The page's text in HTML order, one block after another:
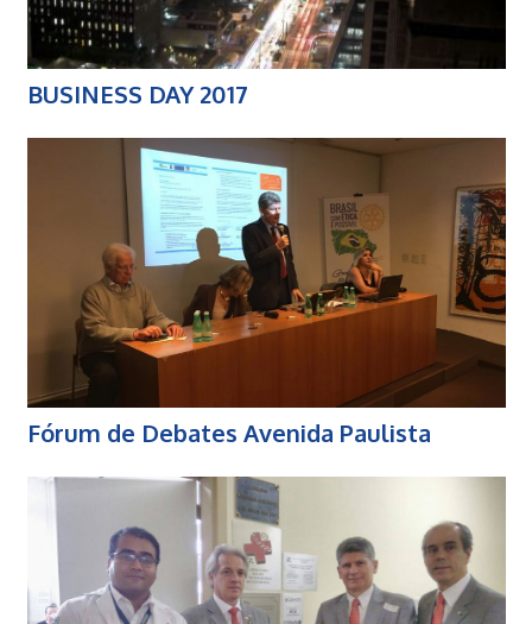
BUSINESS DAY 2017
Fórum de Debates Avenida Paulista